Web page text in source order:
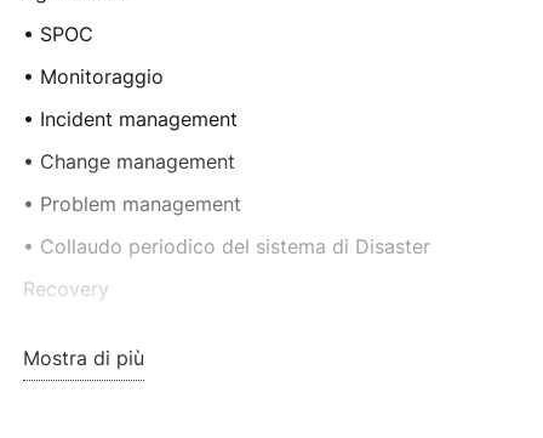
• SPOC
• Monitoraggio
• Incident management
• Change management
• Problem management
• Collaudo periodico del sistema di Disaster
Recovery
• Gestione rilasci applicativi
Mostra di più